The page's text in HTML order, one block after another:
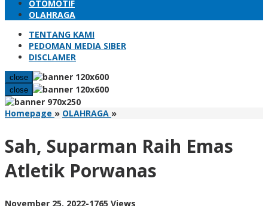
OTOMOTIF
OLAHRAGA
TENTANG KAMI
PEDOMAN MEDIA SIBER
DISCLAMER
close
close
Homepage » OLAHRAGA »Sah,
Emas
Porwanas
Sah, Suparman Raih Emas
Atletik Porwanas
November 25, 2022by
-1765 Views